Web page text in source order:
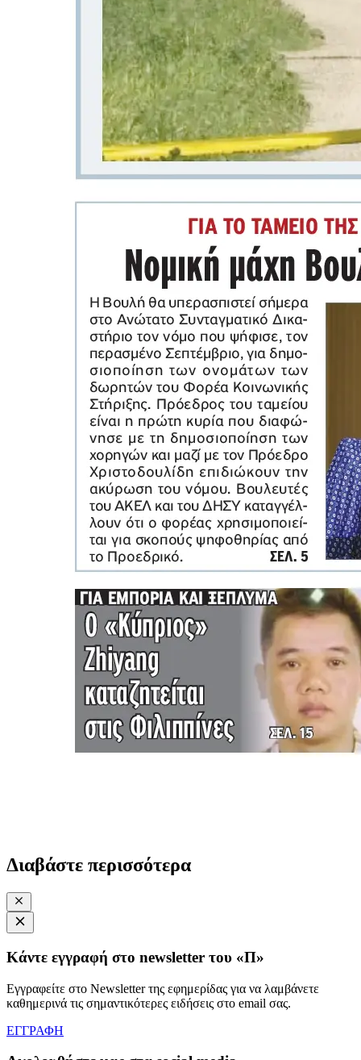
Διαβάστε περισσότερα
Κάντε εγγραφή στο newsletter του «Π»
Εγγραφείτε στο Newsletter της εφημερίδας για να λαμβάνετε
καθημερινά τις σημαντικότερες ειδήσεις στο email σας.
ΕΓΓΡΑΦΗ